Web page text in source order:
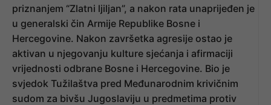
priznanjem “Zlatni ljiljan”, a nakon rata unaprijeđen je
u generalski čin Armije Republike Bosne i
Hercegovine. Nakon završetka agresije ostao je
aktivan u njegovanju kulture sjećanja i afirmaciji
vrijednosti odbrane Bosne i Hercegovine. Bio je
svjedok Tužilaštva pred Međunarodnim krivičnim
sudom za bivšu Jugoslaviju u predmetima protiv